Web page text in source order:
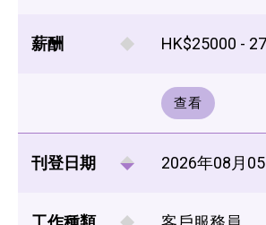
薪酬 HK$25000 -
查看
刊登日期 2026年08月